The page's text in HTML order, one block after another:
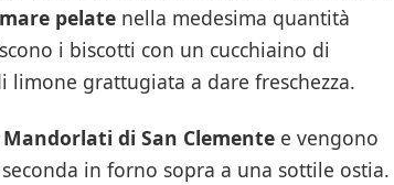
pelatenella medesima quantità
i biscotti con un cucchiaino di
limone grattugiata a dare freschezza.
Mandorlati di San Clementee vengono
in forno sopra a una sottile ostia.